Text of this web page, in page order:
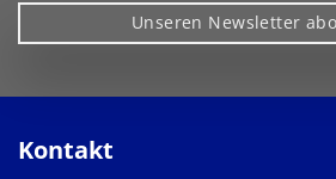
Unseren Newsletter
Kontakt